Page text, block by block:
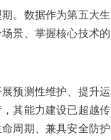
。数据作为第五大生
景、掌握核心技术的
预测性维护、提升运
其能力建设已超越传
周期、兼具安全防护